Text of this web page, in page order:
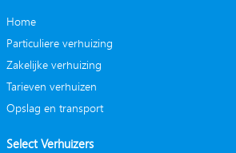
Home
Particuliere verhuizing
Zakelijke verhuizing
Tarieven verhuizen
Opslag en transport
Select Verhuizers